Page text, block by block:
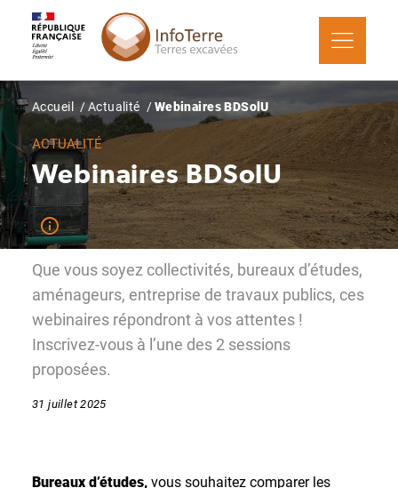
contenu
Fil
d'Ariane
Accueil Actualité Webinaires BDSolU
ACTUALITÉ
Webinaires BDSolU
Que vous soyez collectivités, bureaux d’études,
aménageurs, entreprise de travaux publics, ces
webinaires répondront à vos attentes !
Inscrivez-vous à l’une des 2 sessions
proposées.
31 juillet 2025
Bureaux d’études, vous souhaitez comparer les
Panneau de gestion des cookies